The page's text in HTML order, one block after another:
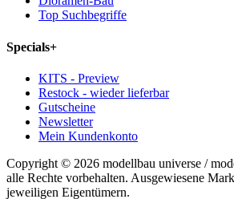
Top Suchbegriffe
Specials+
KITS - Preview
Restock - wieder lieferbar
Gutscheine
Newsletter
Mein Kundenkonto
Copyright © 2026 modellbau universe /
alle Rechte vorbehalten. Ausgewiesene
jeweiligen Eigentümern.